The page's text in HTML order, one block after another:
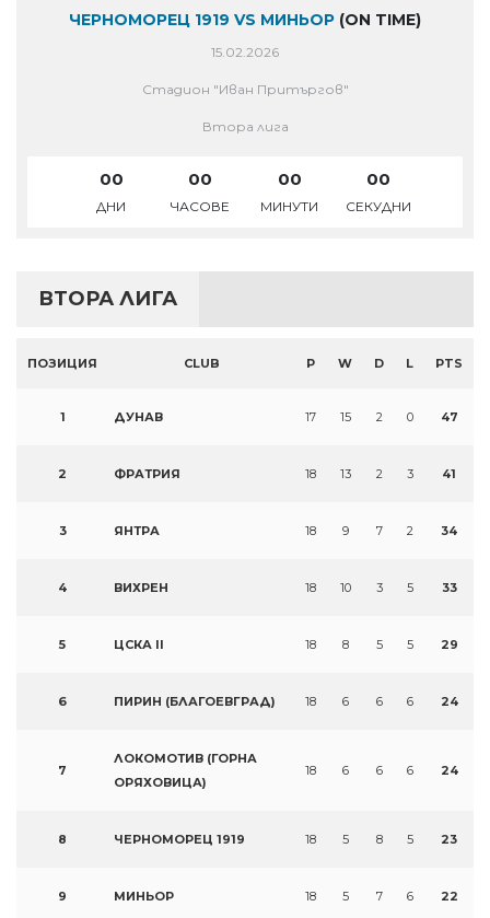
ЧЕРНОМОРЕЦ 1919 VS МИНЬОР (ON TIME)
15.02.2026
Стадион "Иван Притъргов"
Втора лига
00
ДНИ
00
ЧАСОВЕ
00
МИНУТИ
00
СЕКУДНИ
ВТОРА ЛИГА
ПОЗИЦИЯ CLUB P W D L PTS
1 ДУНАВ 17 15 2 0 47
2 ФРАТРИЯ 18 13 2 3 41
3 ЯНТРА 18 9 7 2 34
4 ВИХРЕН 18 10 3 5 33
5 ЦСКА II 18 8 5 5 29
6 ПИРИН (БЛАГОЕВГРАД) 18 6 6 6 24
7
ЛОКОМОТИВ (ГОРНА
ОРЯХОВИЦА)
18 6 6 6 24
8 ЧЕРНОМОРЕЦ 1919 18 5 8 5 23
9 МИНЬОР 18 5 7 6 22